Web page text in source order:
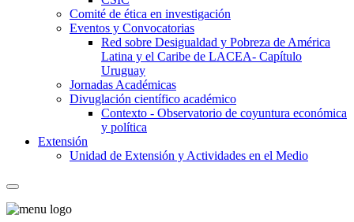
Comité de ética en investigación
Eventos y Convocatorias
Red sobre Desigualdad y Pobreza de América
Latina y el Caribe de LACEA- Capítulo
Uruguay
Jornadas Académicas
Divuglación científico académico
Contexto - Observatorio de coyuntura económica
y política
Extensión
Unidad de Extensión y Actividades en el Medio